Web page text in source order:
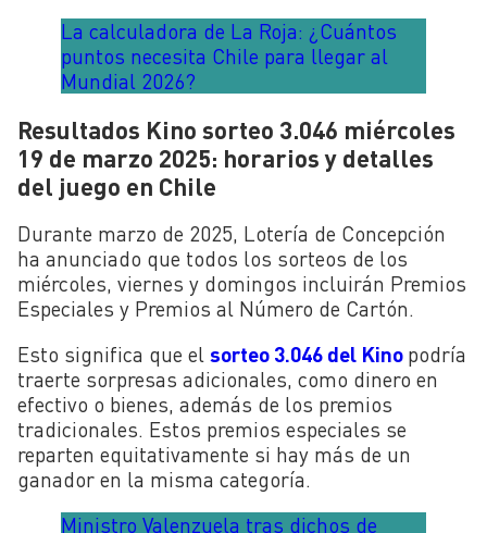
La calculadora de La Roja: ¿Cuántos
puntos necesita Chile para llegar al
Mundial 2026?
Resultados Kino sorteo 3.046 miércoles
19 de marzo 2025: horarios y detalles
del juego en Chile
Durante marzo de 2025, Lotería de Concepción
ha anunciado que todos los sorteos de los
miércoles, viernes y domingos incluirán Premios
Especiales y Premios al Número de Cartón.
Esto significa que el sorteo 3.046 del Kino podría
traerte sorpresas adicionales, como dinero en
efectivo o bienes, además de los premios
tradicionales. Estos premios especiales se
reparten equitativamente si hay más de un
ganador en la misma categoría.
Ministro Valenzuela tras dichos de